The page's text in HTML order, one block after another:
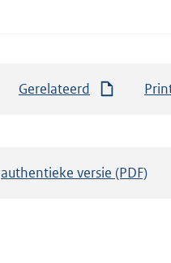
Gerelateerd
authentieke versie (PDF)